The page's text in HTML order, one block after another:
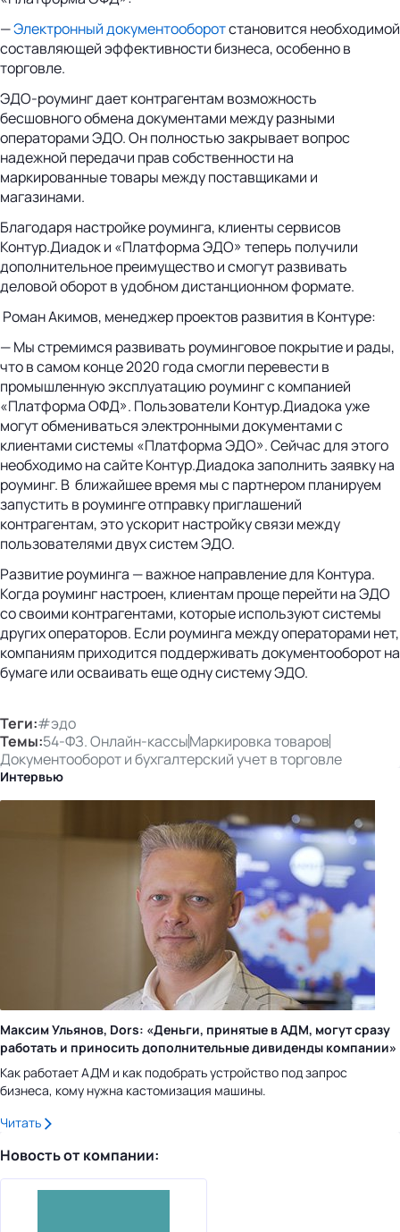
—Электронный документооборотстановится необходимой
составляющей эффективности бизнеса, особенно в
торговле.
ЭДО-роуминг дает контрагентам возможность
бесшовного обмена документами между разными
операторами ЭДО. Он полностью закрывает вопрос
надежной передачи прав собственности на
маркированные товары между поставщиками и
магазинами.
Благодаря настройке роуминга, клиенты сервисов
Контур.Диадок и «Платформа ЭДО» теперь получили
дополнительное преимущество и смогут развивать
деловой оборот в удобном дистанционном формате.
Роман Акимов, менеджер проектов развития в Контуре:
— Мы стремимся развивать роуминговое покрытие и рады,
что в самом конце 2020 года смогли перевести в
промышленную эксплуатацию роуминг с компанией
«Платформа ОФД». Пользователи Контур.Диадока уже
могут обмениваться электронными документами с
клиентами системы «Платформа ЭДО». Сейчас для этого
необходимо на сайте Контур.Диадока заполнить заявку на
роуминг. В ближайшее время мы с партнером планируем
запустить в роуминге отправку приглашений
контрагентам, это ускорит настройку связи между
пользователями двух систем ЭДО.
Развитие роуминга — важное направление для Контура.
Когда роуминг настроен, клиентам проще перейти на ЭДО
со своими контрагентами, которые используют системы
других операторов. Если роуминга между операторами нет,
компаниям приходится поддерживать документооборот на
бумаге или осваивать еще одну систему ЭДО.
Теги:#эдо
Темы:54-ФЗ. Онлайн-кассыМаркировка товаров
Документооборот и бухгалтерский учет в торговле
Интервью
Максим Ульянов, Dors: «Деньги, принятые в АДМ, могут сразу
работать и приносить дополнительные дивиденды компании»
Как работает АДМ и как подобрать устройство под запрос
бизнеса, кому нужна кастомизация машины.
Читать
Новость от компании: